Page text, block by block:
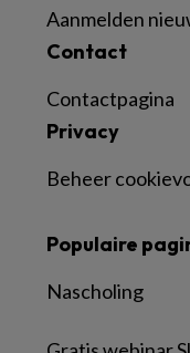
Aanmelden
Contact
Contactpagina
Privacy
Beheer
Populaire
Nascholing